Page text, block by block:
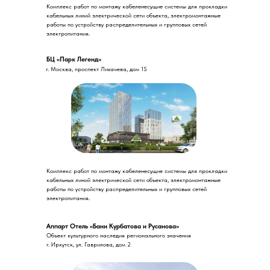
Объект культурного наследия регионального значения
г. Иркутск, ул. Гаврилова, дом 2
Аппарт Отель «Бани Курбатова и Русанова»
БЦ «Парк Легенд»
г. Москва, проспект Лихачева, дом 15
Комплекс работ по монтажу кабеленесущие системы для прокладки
кабельных линий электрической сети объекта, электромонтажные
работы по устройству распределительных и групповых сетей
электропитания.
Комплекс работ по монтажу кабеленесущие системы для прокладки
кабельных линий электрической сети объекта, электромонтажные
работы по устройству распределительных и групповых сетей
электропитания.